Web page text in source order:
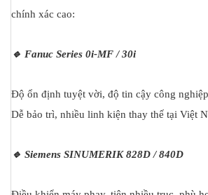
chính xác cao:
🔹 Fanuc Series 0i-MF / 30i
Độ ổn định tuyệt vời, độ tin cậy công
Dễ bảo trì, nhiều linh kiện thay thế tại Việt
🔹 Siemens SINUMERIK 828D / 840D